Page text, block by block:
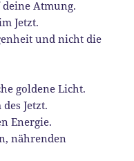
Atmung.
Jetzt.
und nicht die
goldene Licht.
Jetzt.
Energie.
nährenden